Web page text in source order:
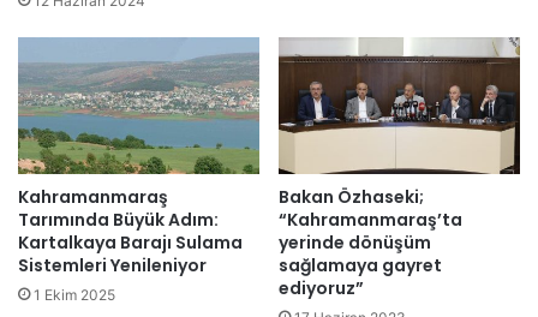
Kahramanmaraş
Tarımında Büyük Adım:
Kartalkaya Barajı Sulama
Sistemleri Yenileniyor
1 Ekim 2025
Bakan Özhaseki;
“Kahramanmaraş’ta
yerinde dönüşüm
sağlamaya gayret
ediyoruz”